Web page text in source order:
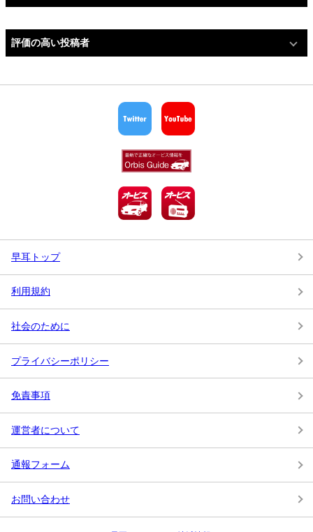
評価の高い投稿者
早耳トップ
利用規約
社会のために
プライバシーポリシー
免責事項
運営者について
通報フォーム
お問い合わせ